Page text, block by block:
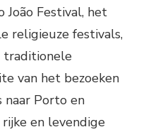
João Festival, het
religieuze festivals,
traditionele
van het bezoeken
naar Porto en
en levendige